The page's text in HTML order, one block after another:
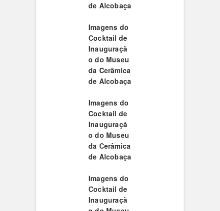
de Alcobaça
Imagens do
Cocktail de
Inauguraçã
o do Museu
da Cerâmica
de Alcobaça
Imagens do
Cocktail de
Inauguraçã
o do Museu
da Cerâmica
de Alcobaça
Imagens do
Cocktail de
Inauguraçã